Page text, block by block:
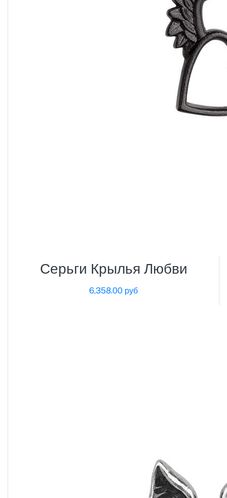
Серьги Крылья Любви
6,358.00 руб